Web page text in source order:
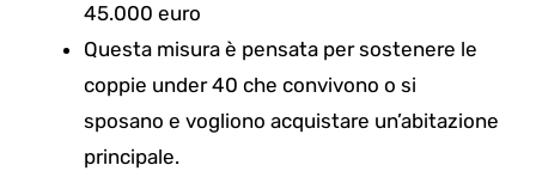
45.000 euro
Questa misura è pensata per sostenere le
coppie under 40 che convivono o si
sposano e vogliono acquistare un’abitazione
principale.